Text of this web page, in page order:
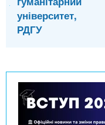
університет,
РДГУ